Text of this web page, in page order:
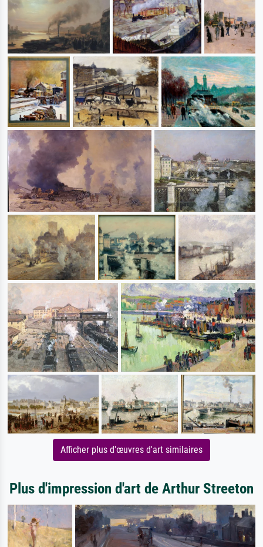
Afficher plus d'œuvres d'art similaires
Plus d'impression d'art de Arthur Streeton